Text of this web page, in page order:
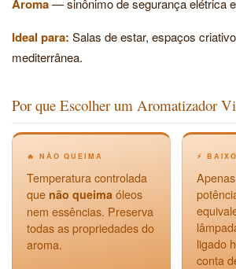
Aroma— sinônimo de segurança elétrica
Ideal para: Salas de estar, espaços
mediterrânea.
Por que Escolher um Aromatizador
🔥 NÃO QUEIMA
Temperatura controlada
que não queima óleos
nem essências. Preserva
todas as propriedades do
aroma.
⚡
ligado
conta